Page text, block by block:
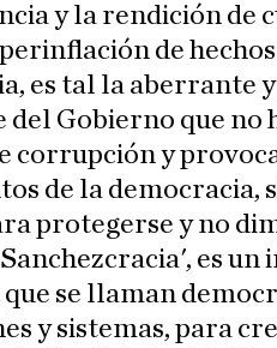
y la rendición de
de
es tal la aberrante
del Gobierno que no
corrupción y
de la democracia,
protegerse y no
es un
se llaman
y sistemas, para